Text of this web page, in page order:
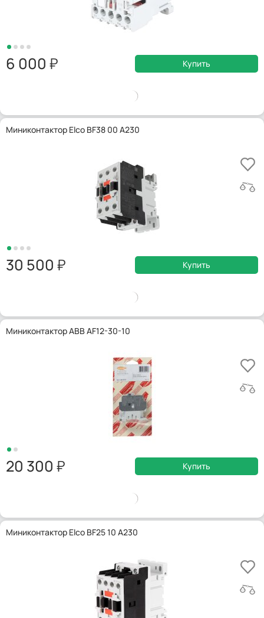
6 000 Купить
Миниконтактор Elco BF38 00 A230
30 500 Купить
Миниконтактор ABB AF12-30-10
20 300 Купить
Миниконтактор Elco BF25 10 A230